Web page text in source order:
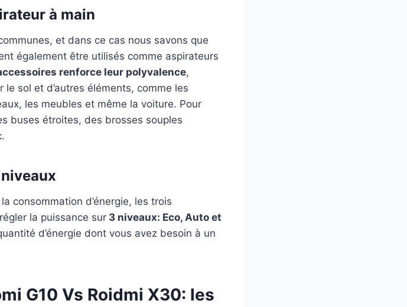
à main
et dans ce cas nous savons que
également être utilisés comme aspirateurs
renforce leur polyvalence,
sol et d’autres éléments, comme les
les meubles et même la voiture. Pour
buses étroites, des brosses souples
consommation d’énergie, les trois
la puissance sur 3 niveaux: Eco, Auto et
d’énergie dont vous avez besoin à un
G10 Vs Roidmi X30: les